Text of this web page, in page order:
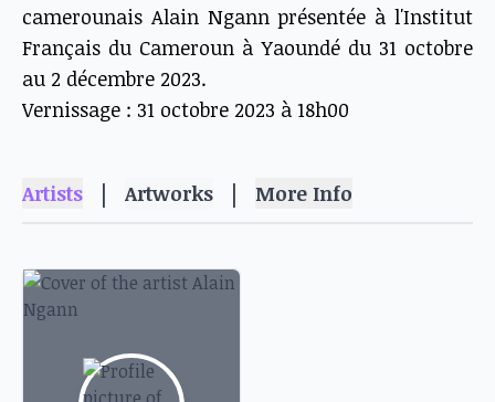
camerounais Alain Ngann présentée à l'Institut
Français du Cameroun à Yaoundé du 31 octobre
au 2 décembre 2023.
Vernissage : 31 octobre 2023 à 18h00
Artists | Artworks | More Info